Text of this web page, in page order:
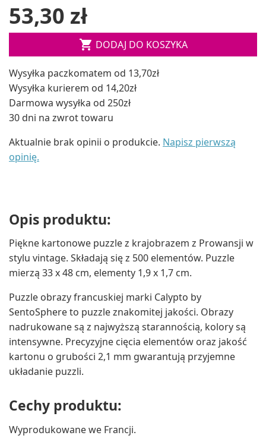
53,30 zł
 DODAJ DO KOSZYKA
Wysyłka paczkomatem od 13,70zł
Wysyłka kurierem od 14,20zł
Darmowa wysyłka od 250zł
30 dni na zwrot towaru
Aktualnie brak opinii o produkcie. Napisz pierwszą
opinię.
Opis produktu:
Piękne kartonowe puzzle z krajobrazem z Prowansji w
stylu vintage. Składają się z 500 elementów. Puzzle
mierzą 33 x 48 cm, elementy 1,9 x 1,7 cm.
Puzzle obrazy francuskiej marki Calypto by
SentoSphere to puzzle znakomitej jakości. Obrazy
nadrukowane są z najwyższą starannością, kolory są
intensywne. Precyzyjne cięcia elementów oraz jakość
kartonu o grubości 2,1 mm gwarantują przyjemne
układanie puzzli.
Cechy produktu:
Wyprodukowane we Francji.